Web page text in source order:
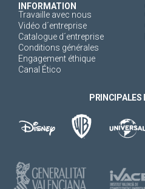
INFORMATION
Travaille avec nous
Vidéo d´entreprise
Catalogue d´entreprise
Conditions générales
Engagement éthique
Canal Ético
PRINCIPALES